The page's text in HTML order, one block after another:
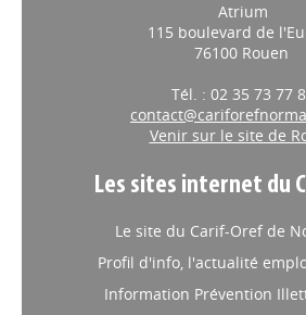
Atrium
115 boulevard de
76100 Rouen
Tél. : 02 35 73 77
Venir sur le site de
Les sites internet du
Le site du Carif-Oref de
Profil d'info, l'actualité
Information Prévention